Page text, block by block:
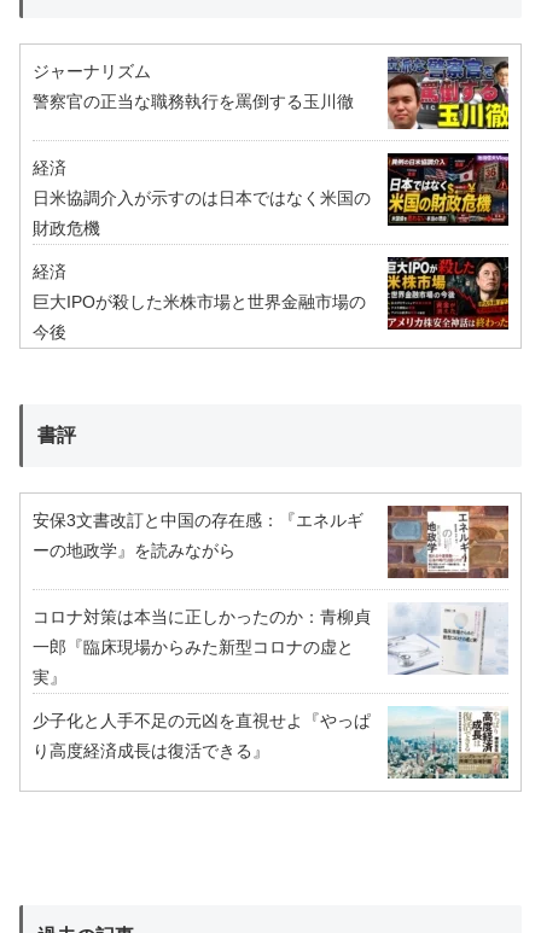
ジャーナリズム
警察官の正当な職務執行を罵倒する玉川徹
経済
日米協調介入が示すのは日本ではなく米国の
財政危機
経済
巨大IPOが殺した米株市場と世界金融市場の
今後
書評
安保3文書改訂と中国の存在感：『エネルギ
ーの地政学』を読みながら
コロナ対策は本当に正しかったのか：青柳貞
一郎『臨床現場からみた新型コロナの虚と
実』
少子化と人手不足の元凶を直視せよ『やっぱ
り高度経済成長は復活できる』